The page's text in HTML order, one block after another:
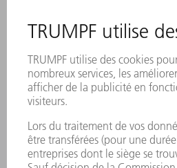
MANIFESTATIONS ET DATES À RETENIR
INSCRIPTION À LA NEWSLETTER
PRODUITS
MACHINES & SYSTÈMES
LASER
ELECTRONIQUE DE PUISSANCE
OUTILS ÉLECTRIQUES
SMART FACTORY
LOGICIEL
SERVICES